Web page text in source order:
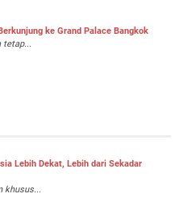
ke Grand Palace Bangkok
tetap...
Lebih Dekat, Lebih dari Sekadar
khusus...